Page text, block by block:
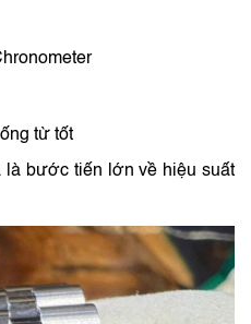
từ tốt
bước tiến lớn về hiệu suất